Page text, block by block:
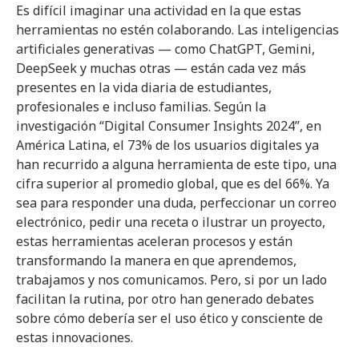
Es difícil imaginar una actividad en la que estas
herramientas no estén colaborando. Las inteligencias
artificiales generativas — como ChatGPT, Gemini,
DeepSeek y muchas otras — están cada vez más
presentes en la vida diaria de estudiantes,
profesionales e incluso familias. Según la
investigación “Digital Consumer Insights 2024”, en
América Latina, el 73% de los usuarios digitales ya
han recurrido a alguna herramienta de este tipo, una
cifra superior al promedio global, que es del 66%. Ya
sea para responder una duda, perfeccionar un correo
electrónico, pedir una receta o ilustrar un proyecto,
estas herramientas aceleran procesos y están
transformando la manera en que aprendemos,
trabajamos y nos comunicamos. Pero, si por un lado
facilitan la rutina, por otro han generado debates
sobre cómo debería ser el uso ético y consciente de
estas innovaciones.